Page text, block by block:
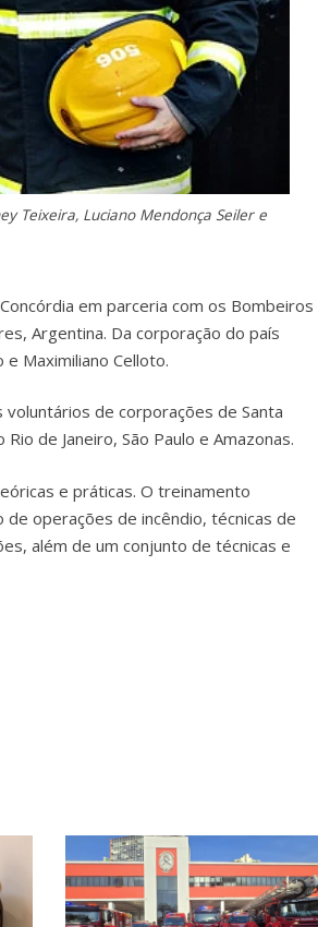
Teixeira, Luciano Mendonça Seiler e
em parceria com os Bombeiros
Argentina. Da corporação do país
Maximiliano Celloto.
de corporações de Santa
de Janeiro, São Paulo e Amazonas.
e práticas. O treinamento
operações de incêndio, técnicas de
além de um conjunto de técnicas e